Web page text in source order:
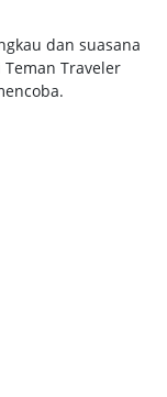
dan suasana
Traveler